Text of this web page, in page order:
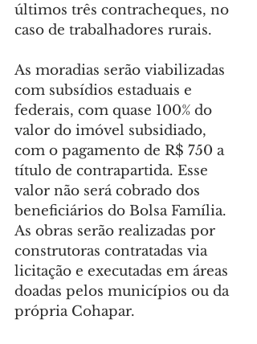
últimos três contracheques, no
caso de trabalhadores rurais.
As moradias serão viabilizadas
com subsídios estaduais e
federais, com quase 100% do
valor do imóvel subsidiado,
com o pagamento de R$ 750 a
título de contrapartida. Esse
valor não será cobrado dos
beneficiários do Bolsa Família.
As obras serão realizadas por
construtoras contratadas via
licitação e executadas em áreas
doadas pelos municípios ou da
própria Cohapar.